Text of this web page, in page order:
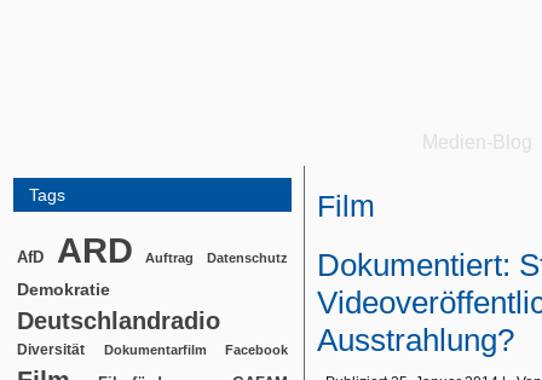
Medien-Blog
Tags
AfD ARD Auftrag Datenschutz
Demokratie
Deutschlandradio
Diversität Dokumentarfilm Facebook
Film
Dokumentiert:
Ausstrahlung?